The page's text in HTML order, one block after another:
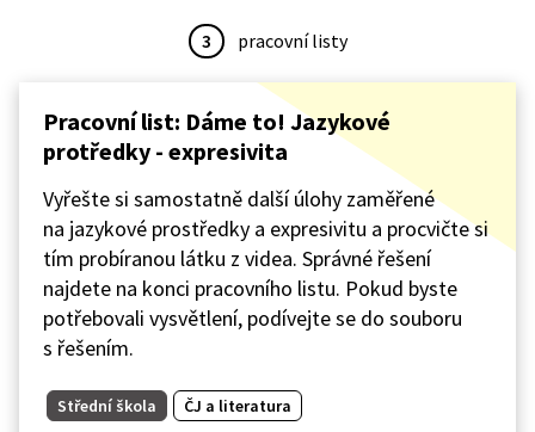
3 pracovní listy
Pracovní list: Dáme to! Jazykové
protředky - expresivita
Vyřešte si samostatně další úlohy zaměřené
na jazykové prostředky a expresivitu a procvičte si
tím probíranou látku z videa. Správné řešení
najdete na konci pracovního listu. Pokud byste
potřebovali vysvětlení, podívejte se do souboru
s řešením.
Střední škola ČJ a literatura